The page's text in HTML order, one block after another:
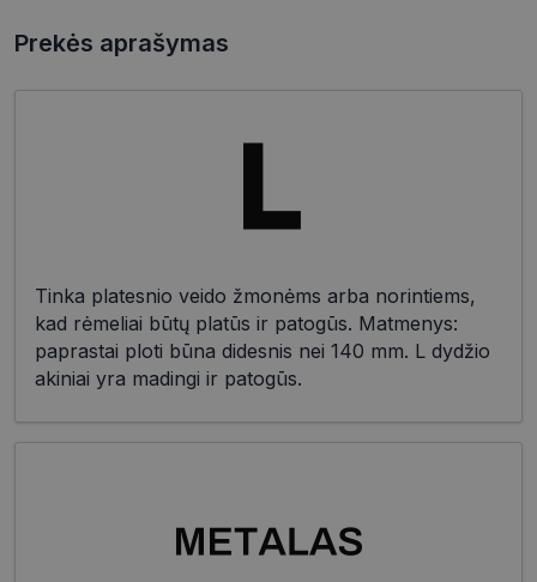
Prekės aprašymas
Tinka platesnio veido žmonėms arba norintiems,
kad rėmeliai būtų platūs ir patogūs. Matmenys:
paprastai ploti būna didesnis nei 140 mm. L dydžio
akiniai yra madingi ir patogūs.